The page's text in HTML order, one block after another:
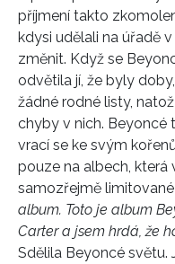
INFORMACE
REDAKCE
příjmení takto
kdysi udělali na úřadě
změnit. Když se
odvětila jí, že byly
žádné rodné listy,
chyby v nich. Beyoncé
vrací se ke svým
pouze na albech, která
samozřejmě
album. Toto je album
Carter a jsem hrdá, že
Sdělila Beyoncé světu.